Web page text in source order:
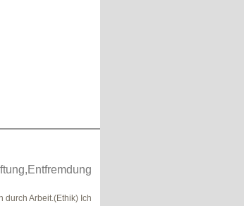
durch Arbeit.(Ethik) Ich